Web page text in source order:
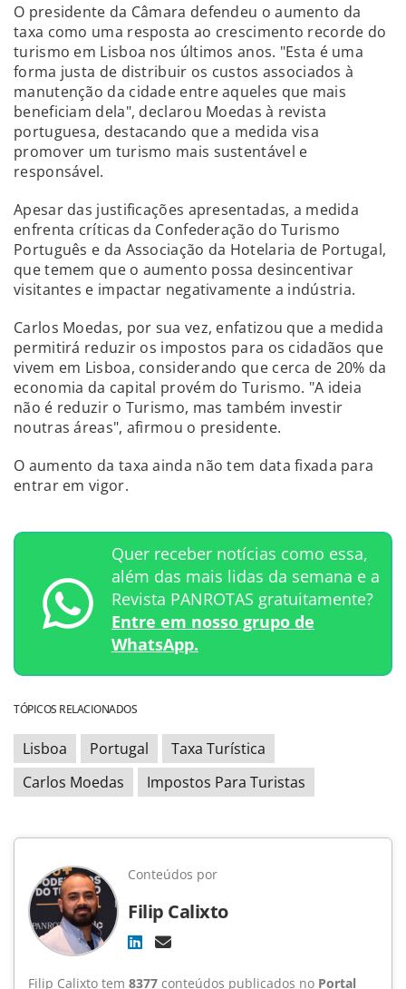
O presidente da Câmara defendeu o aumento da
taxa como uma resposta ao crescimento recorde do
turismo em Lisboa nos últimos anos. "Esta é uma
forma justa de distribuir os custos associados à
manutenção da cidade entre aqueles que mais
beneficiam dela", declarou Moedas à revista
portuguesa, destacando que a medida visa
promover um turismo mais sustentável e
responsável.
Apesar das justificações apresentadas, a medida
enfrenta críticas da Confederação do Turismo
Português e da Associação da Hotelaria de Portugal,
que temem que o aumento possa desincentivar
visitantes e impactar negativamente a indústria.
Carlos Moedas, por sua vez, enfatizou que a medida
permitirá reduzir os impostos para os cidadãos que
vivem em Lisboa, considerando que cerca de 20% da
economia da capital provém do Turismo. "A ideia
não é reduzir o Turismo, mas também investir
noutras áreas", afirmou o presidente.
O aumento da taxa ainda não tem data fixada para
entrar em vigor.
Quer receber notícias como essa,
além das mais lidas da semana e a
Revista PANROTAS gratuitamente?
Entre em nosso grupo de
WhatsApp.
TÓPICOS RELACIONADOS
Lisboa Portugal
Taxa Turística
Carlos Moedas
Impostos Para Turistas
Conteúdos por
Filip Calixto
Filip Calixto tem 8377 conteúdos publicados no Portal